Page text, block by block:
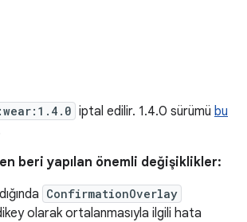
iptal edilir. 1.4.0 sürümü bu
beri yapılan önemli değişiklikler:
ConfirmationOverlay
olarak ortalanmasıyla ilgili hata